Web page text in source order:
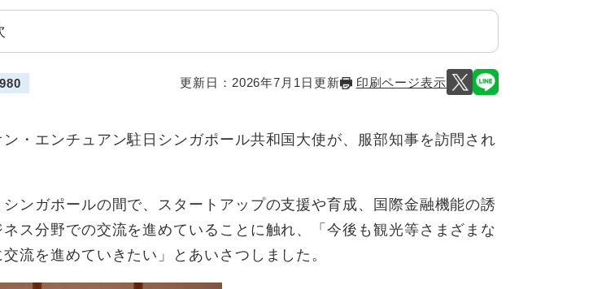
更新日：2026年7月1日更新 印刷ページ表示
・エンチュアン駐日シンガポール共和国大使が、服部知事を訪問され
ンガポールの間で、スタートアップの支援や育成、国際金融機能の誘
ス分野での交流を進めていることに触れ、「今後も観光等さまざまな
流を進めていきたい」とあいさつしました。